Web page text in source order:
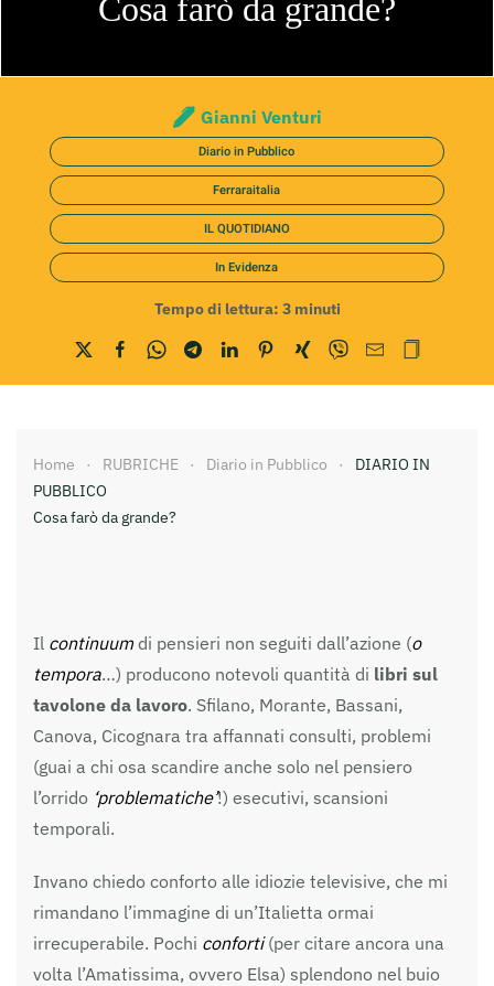
Cosa farò da grande?
Gianni Venturi
Diario in Pubblico
Ferraraitalia
IL QUOTIDIANO
In Evidenza
Tempo di lettura: 3 minuti
Home RUBRICHE Diario in Pubblico
DIARIO IN
PUBBLICO
Cosa farò da grande?
Il continuumdi pensieri non seguiti dall’azione (o
tempora…) producono notevoli quantità di libri sul
tavolone da lavoro. Sfilano, Morante, Bassani,
Canova, Cicognara tra affannati consulti, problemi
(guai a chi osa scandire anche solo nel pensiero
l’orrido ‘problematiche’!) esecutivi, scansioni
temporali.
Invano chiedo conforto alle idiozie televisive, che mi
rimandano l’immagine di un’Italietta ormai
irrecuperabile. Pochi conforti(per citare ancora una
volta l’Amatissima, ovvero Elsa) splendono nel buio